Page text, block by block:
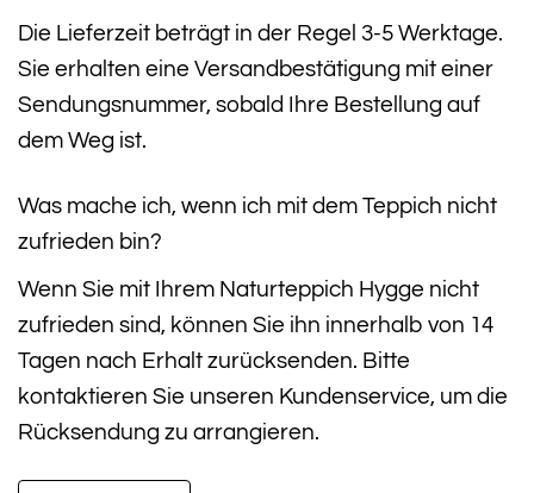
Die Lieferzeit beträgt in der Regel 3-5 Werktage.
Sie erhalten eine Versandbestätigung mit einer
Sendungsnummer, sobald Ihre Bestellung auf
dem Weg ist.
Was mache ich, wenn ich mit dem Teppich nicht
zufrieden bin?
Wenn Sie mit Ihrem Naturteppich Hygge nicht
zufrieden sind, können Sie ihn innerhalb von 14
Tagen nach Erhalt zurücksenden. Bitte
kontaktieren Sie unseren Kundenservice, um die
Rücksendung zu arrangieren.